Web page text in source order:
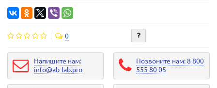
0
Напишите нам:
info@ab-lab.pro
Позвоните нам: 8 800
555 80 05